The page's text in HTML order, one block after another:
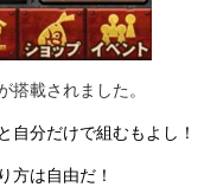
搭載されました。
自分だけで組むもよし！
方は自由だ！